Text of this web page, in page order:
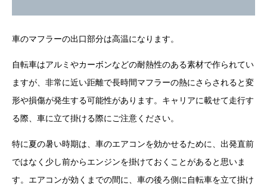
車のマフラーの出口部分は高温になります。
自転車はアルミやカーボンなどの耐熱性のある素材で作られてい
ますが、非常に近い距離で長時間マフラーの熱にさらされると変
形や損傷が発生する可能性があります。キャリアに載せて走行す
る際、車に立て掛ける際にご注意ください。
特に夏の暑い時期は、車のエアコンを効かせるために、出発直前
ではなく少し前からエンジンを掛けておくことがあると思いま
す。エアコンが効くまでの間に、車の後ろ側に自転車を立て掛け